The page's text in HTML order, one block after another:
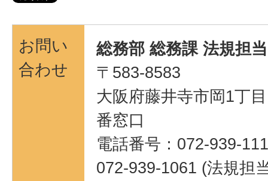
お問い
合わせ
総務部 総務課 法規担当
〒583-8583
大阪府藤井寺市岡1丁
番窓口
電話番号：072-939-
072-939-1061 (法規担